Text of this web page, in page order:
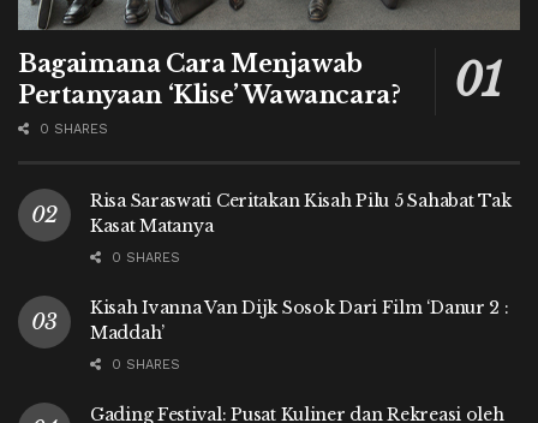
Bagaimana Cara Menjawab
Pertanyaan ‘Klise’ Wawancara?
0 SHARES
Risa Saraswati Ceritakan Kisah Pilu 5 Sahabat Tak
Kasat Matanya
0 SHARES
Kisah Ivanna Van Dijk Sosok Dari Film ‘Danur 2 :
Maddah’
0 SHARES
Gading Festival: Pusat Kuliner dan Rekreasi oleh